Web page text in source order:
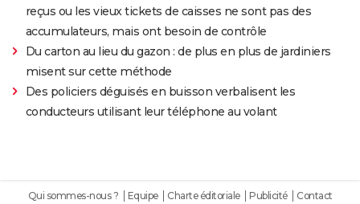
reçus ou les vieux tickets de caisses ne sont pas des
accumulateurs, mais ont besoin de contrôle
Du carton au lieu du gazon : de plus en plus de jardiniers
misent sur cette méthode
Des policiers déguisés en buisson verbalisent les
conducteurs utilisant leur téléphone au volant
Qui sommes-nous ? Equipe Charte éditoriale Publicité
Contact